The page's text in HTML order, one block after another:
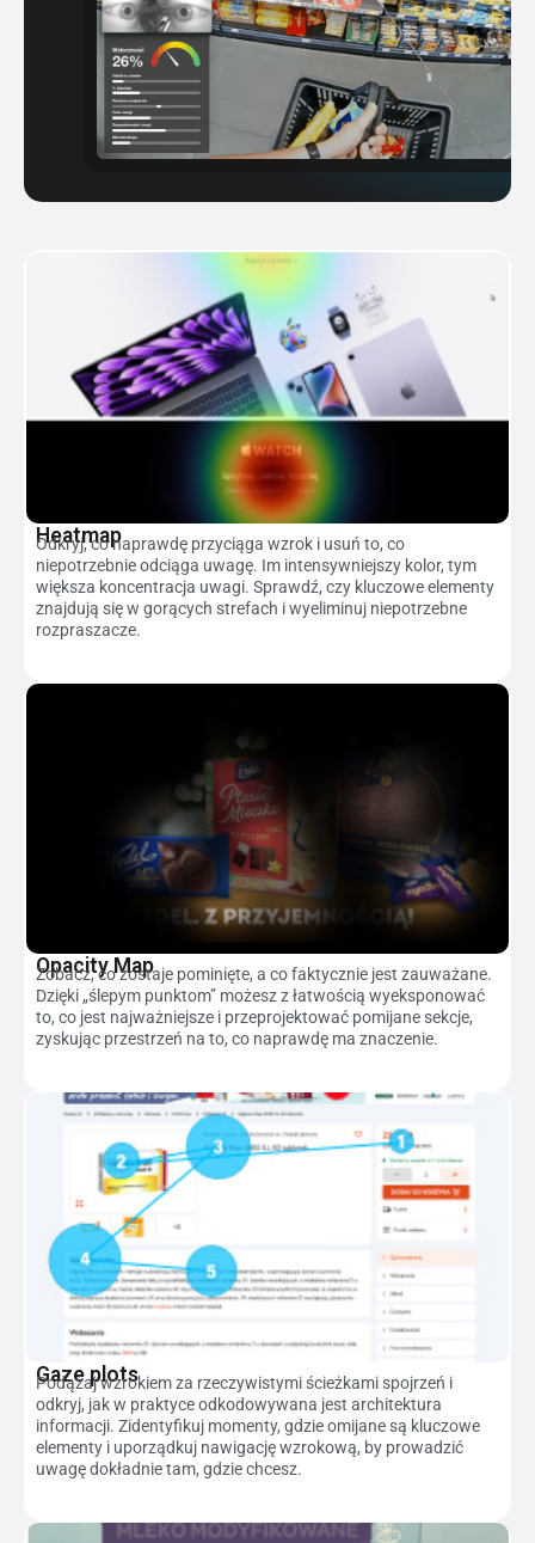
Heatmap
Odkryj, co naprawdę przyciąga wzrok i usuń to, co
niepotrzebnie odciąga uwagę. Im intensywniejszy kolor, tym
większa koncentracja uwagi. Sprawdź, czy kluczowe elementy
znajdują się w gorących strefach i wyeliminuj niepotrzebne
rozpraszacze.
Opacity Map
Zobacz, co zostaje pominięte, a co faktycznie jest zauważane.
Dzięki „ślepym punktom” możesz z łatwością wyeksponować
to, co jest najważniejsze i przeprojektować pomijane sekcje,
zyskując przestrzeń na to, co naprawdę ma znaczenie.
Gaze plots
Podążaj wzrokiem za rzeczywistymi ścieżkami spojrzeń i
odkryj, jak w praktyce odkodowywana jest architektura
informacji. Zidentyfikuj momenty, gdzie omijane są kluczowe
elementy i uporządkuj nawigację wzrokową, by prowadzić
uwagę dokładnie tam, gdzie chcesz.